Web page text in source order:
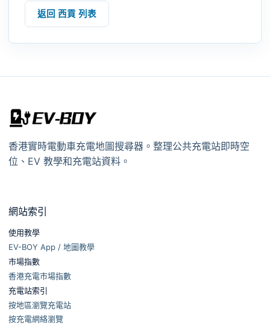
返回 西貢 列表
香港實時電動車充電地圖搜尋器。整理公共充電站即時空
位、EV 教學和充電站資料。
網站索引
使用教學
EV-BOY App / 地圖教學
市場指數
香港充電市場指數
充電站索引
按地區瀏覽充電站
按充電網絡瀏覽